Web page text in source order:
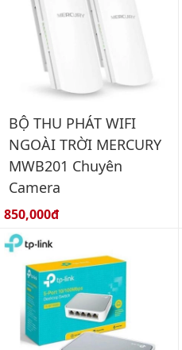
BỘ THU PHÁT WIFI
NGOÀI TRỜI MERCURY
MWB201 Chuyên
Camera
Giá bán:
850,000đ